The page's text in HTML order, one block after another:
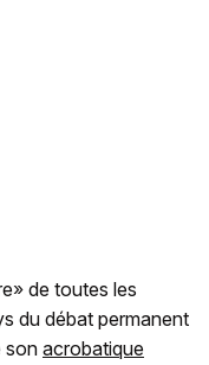
de toutes les
du débat permanent
son acrobatique